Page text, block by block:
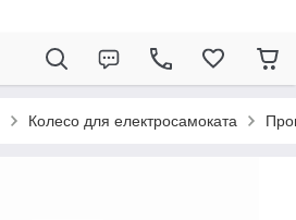
Колесо для електросамоката